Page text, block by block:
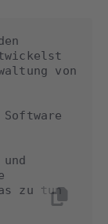
von
zu tun